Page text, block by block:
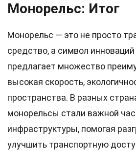
Монорельс: Итог
Монорельс — это не просто
средство, а символ
предлагает множество
высокая скорость,
пространства. В разных
монорельсы стали важной
инфраструктуры, помогая
улучшить транспортную